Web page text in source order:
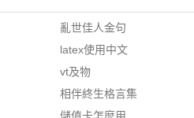
亂世佳人金句
latex使用中文
vt及物
相伴終生格言集